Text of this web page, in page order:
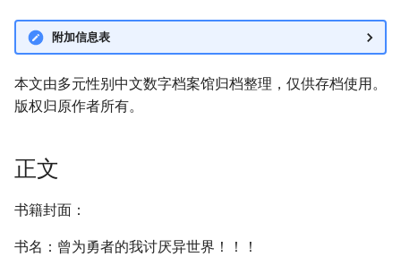
附加信息表
本文由多元性别中文数字档案馆归档整理，仅供存档使用。
版权归原作者所有。
正文
书籍封面：
书名：曾为勇者的我讨厌异世界！！！